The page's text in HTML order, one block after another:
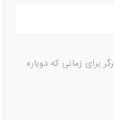
برای زمانی که دوباره